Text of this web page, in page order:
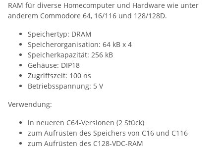
RAM für diverse Homecomputer und Hardware wie unter
anderem Commodore 64, 16/116 und 128/128D.
Speichertyp: DRAM
Speicherorganisation: 64 kB x 4
Speicherkapazität: 256 kB
Gehäuse: DIP18
Zugriffszeit: 100 ns
Betriebsspannung: 5 V
Verwendung:
in neueren C64-Versionen (2 Stück)
zum Aufrüsten des Speichers von C16 und C116
zum Aufrüsten des C128-VDC-RAM